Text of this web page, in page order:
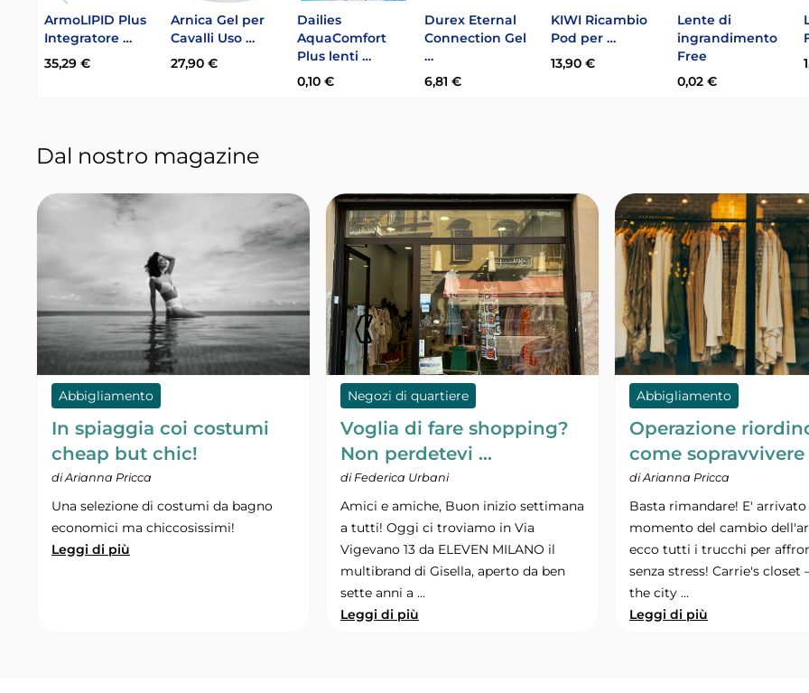
ArmoLIPID Plus
Integratore …
35,29 €
Arnica Gel per
Cavalli Uso …
27,90 €
Dailies
AquaComfort
Plus lenti …
0,10 €
Durex Eternal
Connection Gel
…
6,81 €
KIWI Ricambio
Pod per …
13,90 €
Lente di
ingrandimento
Free
0,02 €
Dal nostro magazine
Abbigliamento
In spiaggia coi costumi
cheap but chic!
di Arianna Pricca
Una selezione di costumi da bagno
economici ma chiccosissimi!
Leggi di più
Negozi di quartiere
Voglia di fare shopping?
Non perdetevi …
di Federica Urbani
Amici e amiche, Buon inizio settimana
a tutti! Oggi ci troviamo in Via
Vigevano 13 da ELEVEN MILANO il
multibrand di Gisella, aperto da ben
sette anni a …
Leggi di più
Abbigliamento
Operazione
come
di Arianna Pricca
Basta rimandare! E'
momento del cambio
ecco tutti i trucchi per
senza stress! Carrie's closet
the city …
Leggi di più